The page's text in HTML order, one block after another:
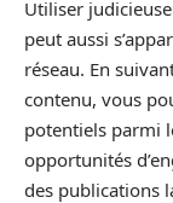
Utiliser
peut aussi
réseau. En
contenu, vous
potentiels parmi
opportunités
des publications